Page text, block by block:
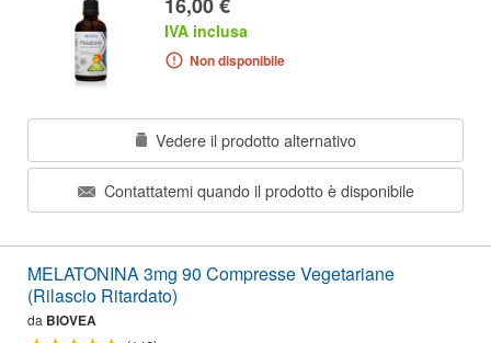
IVA inclusa
Non disponibile
Vedere il prodotto alternativo
Contattatemi quando il prodotto è disponibile
MELATONINA 3mg 90 Compresse Vegetariane
(Rilascio Ritardato)
da BIOVEA